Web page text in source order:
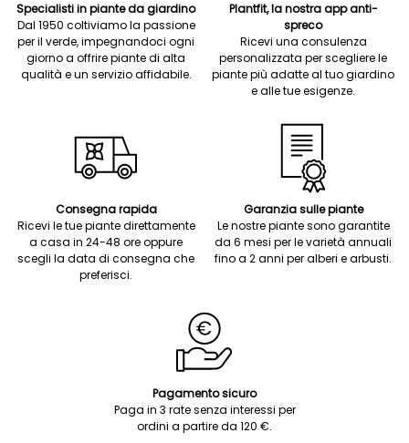
Specialisti in piante da giardino
Dal 1950 coltiviamo la passione
per il verde, impegnandoci ogni
giorno a offrire piante di alta
qualità e un servizio affidabile.
Plantfit, la nostra app anti-
spreco
Ricevi una consulenza
personalizzata per scegliere le
piante più adatte al tuo giardino
e alle tue esigenze.
Consegna rapida
Ricevi le tue piante direttamente
a casa in 24-48 ore oppure
scegli la data di consegna che
preferisci.
Garanzia sulle piante
Le nostre piante sono garantite
da 6 mesi per le varietà annuali
fino a 2 anni per alberi e arbusti.
Pagamento sicuro
Paga in 3 rate senza interessi per
ordini a partire da 120 €.